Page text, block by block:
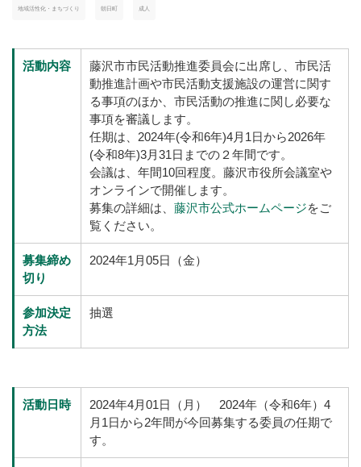
地域活性化・まちづくり 朝日町 成人
活動内容
藤沢市市民活動推進委員会に出席し、市民活
動推進計画や市民活動支援施設の運営に関す
る事項のほか、市民活動の推進に関し必要な
事項を審議します。
任期は、2024年(令和6年)4月1日から2026年
(令和8年)3月31日までの２年間です。
会議は、年間10回程度。藤沢市役所会議室や
オンラインで開催します。
募集の詳細は、 藤沢市公式ホームページをご
覧ください。
募集締め
切り
2024年1月05日（金）
参加決定
方法
抽選
活動日時
2024年4月01日（月） 2024年（令和6年）4
月1日から2年間が今回募集する委員の任期で
す。